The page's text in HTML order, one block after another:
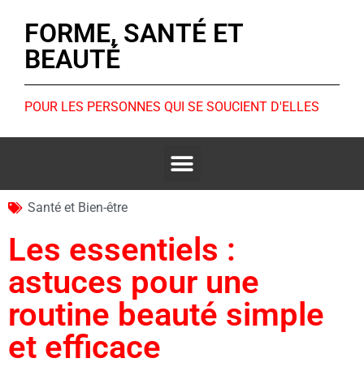
FORME, SANTÉ ET
BEAUTÉ
POUR LES PERSONNES QUI SE SOUCIENT D'ELLES
Santé et Bien-être
Les essentiels :
astuces pour une
routine beauté simple
et efficace